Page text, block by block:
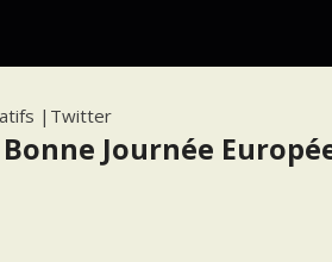
|Twitter
Journée